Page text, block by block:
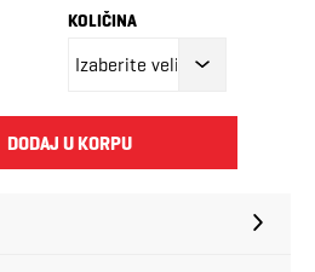
KOLIČINA
DODAJ U KORPU